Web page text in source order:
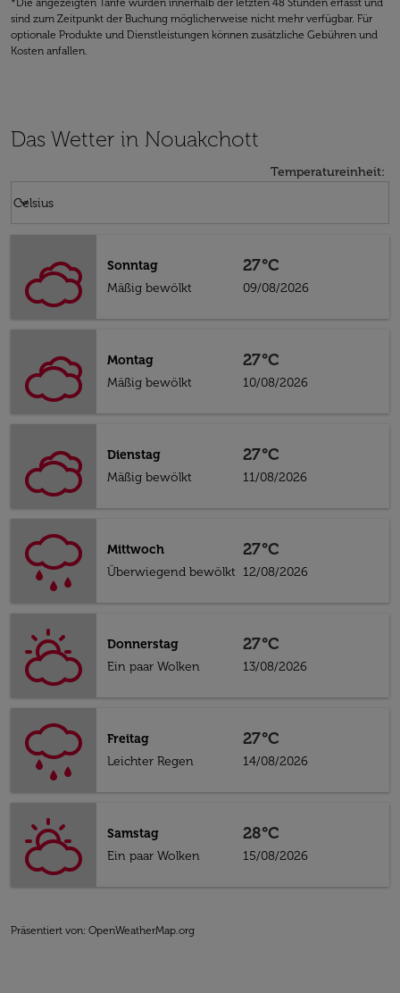
*Die angezeigten Tarife wurden innerhalb der letzten 48 Stunden erfasst und
sind zum Zeitpunkt der Buchung möglicherweise nicht mehr verfügbar. Für
optionale Produkte und Dienstleistungen können zusätzliche Gebühren und
Kosten anfallen.
Das Wetter in Nouakchott
Temperatureinheit:
Celsius
keyboard_arrow_down
Sonntag
Mäßig bewölkt
27°C
09/08/2026
Montag
Mäßig bewölkt
27°C
10/08/2026
Dienstag
Mäßig bewölkt
27°C
11/08/2026
Mittwoch
Überwiegend bewölkt
27°C
12/08/2026
Donnerstag
Ein paar Wolken
27°C
13/08/2026
Freitag
Leichter Regen
27°C
14/08/2026
Samstag
Ein paar Wolken
28°C
15/08/2026
Präsentiert von: OpenWeatherMap.org